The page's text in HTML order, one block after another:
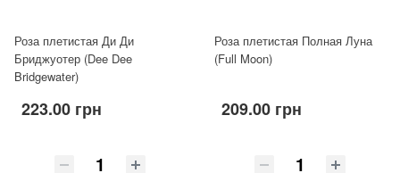
Роза плетистая Ди Ди
Бриджуотер (Dee Dee
Bridgewater)
223.00 грн
Роза плетистая Полная Луна
(Full Moon)
209.00 грн